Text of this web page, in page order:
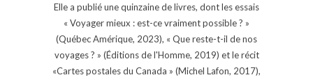
Elle a publié une quinzaine de livres, dont les essais
« Voyager mieux : est-ce vraiment possible ? »
(Québec Amérique, 2023), « Que reste-t-il de nos
voyages ? » (Éditions de l'Homme, 2019) et le récit
«Cartes postales du Canada » (Michel Lafon, 2017),